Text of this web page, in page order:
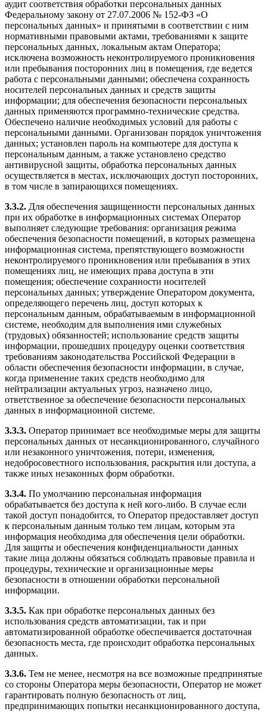
аудит соответствия обработки персональных данных
Федеральному закону от 27.07.2006 № 152-ФЗ «О
персональных данных» и принятыми в соответствии с ним
нормативными правовыми актами, требованиями к защите
персональных данных, локальным актам Оператора;
исключена возможность неконтролируемого проникновения
или пребывания посторонних лиц в помещения, где ведется
работа с персональными данными; обеспечена сохранность
носителей персональных данных и средств защиты
информации; для обеспечения безопасности персональных
данных применяются программно-технические средства.
Обеспечено наличие необходимых условий для работы с
персональными данными. Организован порядок уничтожения
данных; установлен пароль на компьютере для доступа к
персональным данным, а также установлено средство
антивирусной защиты, обработка персональных данных
осуществляется в местах, исключающих доступ посторонних,
в том числе в запирающихся помещениях.
3.3.2. Для обеспечения защищенности персональных данных
при их обработке в информационных системах Оператор
выполняет следующие требования: организация режима
обеспечения безопасности помещений, в которых размещена
информационная система, препятствующего возможности
неконтролируемого проникновения или пребывания в этих
помещениях лиц, не имеющих права доступа в эти
помещения; обеспечение сохранности носителей
персональных данных; утверждение Оператором документа,
определяющего перечень лиц, доступ которых к
персональным данным, обрабатываемым в информационной
системе, необходим для выполнения ими служебных
(трудовых) обязанностей; использование средств защиты
информации, прошедших процедуру оценки соответствия
требованиям законодательства Российской Федерации в
области обеспечения безопасности информации, в случае,
когда применение таких средств необходимо для
нейтрализации актуальных угроз, назначено лицо,
ответственное за обеспечение безопасности персональных
данных в информационной системе.
3.3.3. Оператор принимает все необходимые меры для защиты
персональных данных от несанкционированного, случайного
или незаконного уничтожения, потери, изменения,
недобросовестного использования, раскрытия или доступа, а
также иных незаконных форм обработки.
3.3.4. По умолчанию персональная информация
обрабатывается без доступа к ней кого-либо. В случае если
такой доступ понадобится, то Оператор предоставляет доступ
к персональным данным только тем лицам, которым эта
информация необходима для обеспечения цели обработки.
Для защиты и обеспечения конфиденциальности данных
такие лица должны обязаться соблюдать правовые правила и
процедуры, технические и организационные меры
безопасности в отношении обработки персональной
информации.
3.3.5. Как при обработке персональных данных без
использования средств автоматизации, так и при
автоматизированной обработке обеспечивается достаточная
безопасность места, где происходит обработка персональных
данных.
3.3.6. Тем не менее, несмотря на все возможные предпринятые
со стороны Оператора меры безопасности, Оператор не может
гарантировать полную безопасность от лиц,
предпринимающих попытки несанкционированного доступа,